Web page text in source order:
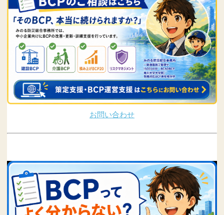
お問い合わせ